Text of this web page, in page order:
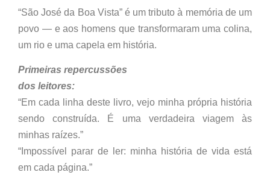
“São José da Boa Vista” é um tributo à memória de um
povo — e aos homens que transformaram uma colina,
um rio e uma capela em história.
Primeiras repercussões
dos leitores:
“Em cada linha deste livro, vejo minha própria história
sendo construída. É uma verdadeira viagem às
minhas raízes.”
“Impossível parar de ler: minha história de vida está
em cada página.”